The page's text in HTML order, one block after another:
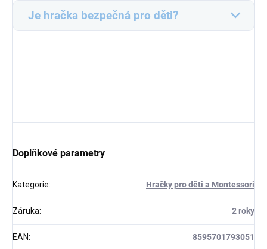
Je hračka bezpečná pro děti?
Doplňkové parametry
Kategorie: Hračky pro děti a Montessori
Záruka: 2 roky
EAN: 8595701793051